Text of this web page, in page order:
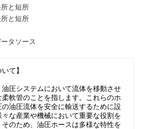
所と短所
所と短所
タソース
て】
圧システムにおいて流体を移動させ
軟管のことを指します。これらのホ
油圧流体を安全に輸送するために設
な産業や機械において重要な役割を
のため、油圧ホースは多様な特性を